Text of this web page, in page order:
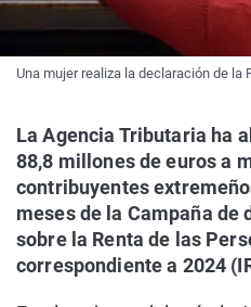
Una mujer realiza la declaración de la
La Agencia Tributaria ha
88,8 millones de euros a
contribuyentes
meses de la Campaña
sobre la Renta de las
correspondiente a 2024